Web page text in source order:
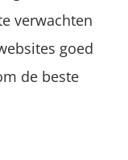
verwachten
goed
de beste